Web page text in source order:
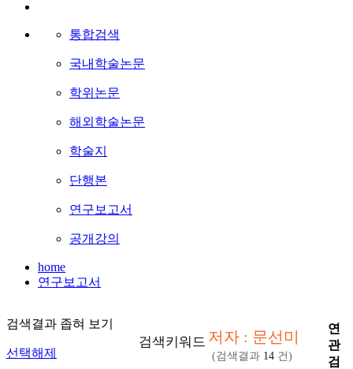
통합검색
국내학술논문
학위논문
해외학술논문
학술지
단행본
연구보고서
공개강의
home
연구보고서
검색결과 좁혀 보기
선택해제
검색키워드 저자 : 문선미
(검색결과 14 건)
연
관
검